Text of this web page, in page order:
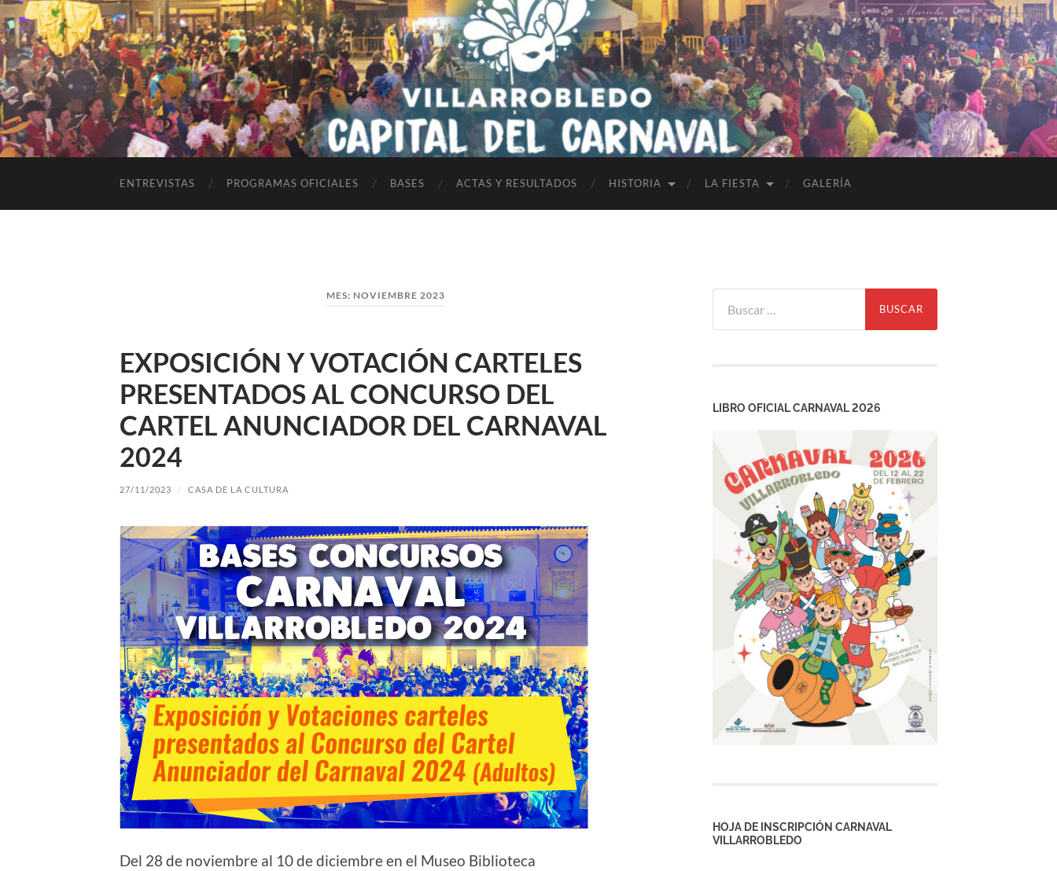
ENTREVISTAS PROGRAMAS OFICIALES BASES ACTAS Y RESULTADOS HISTORIA LA FIESTA GALERÍA
MES: NOVIEMBRE 2023
EXPOSICIÓN Y VOTACIÓN CARTELES
PRESENTADOS AL CONCURSO DEL
CARTEL ANUNCIADOR DEL CARNAVAL
2024
27/11/2023 / CASA DE LA CULTURA
Del 28 de noviembre al 10 de diciembre en el Museo Biblioteca
LIBRO OFICIAL CARNAVAL 2026
HOJA DE INSCRIPCIÓN CARNAVAL
VILLARROBLEDO